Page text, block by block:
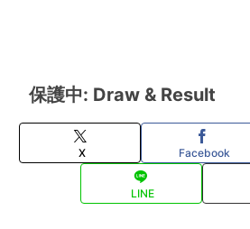
保護中: Draw & Result
X Facebook
LINE